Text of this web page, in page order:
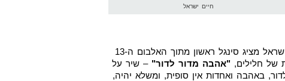
חיים ישראל
עם פתיחת עונת המוזיקה הקיצית חיים ישראל מציג סינגל ראשון מתוך האלבום ה-13
של חלילים, "אהבה מדור לדור" – שיר על
באהבה ואחדות אין סופית, ומשלא יהיה,